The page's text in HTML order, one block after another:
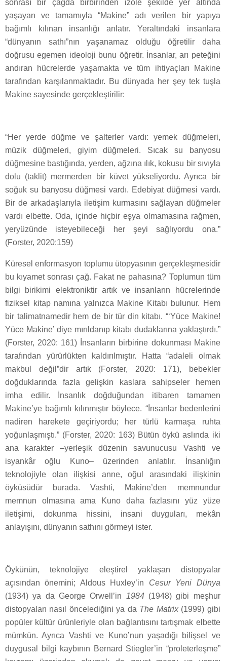
sonrası bir çağda birbirinden izole şekilde yer altında
yaşayan ve tamamıyla “Makine” adı verilen bir yapıya
bağımlı kılınan insanlığı anlatır. Yeraltındaki insanlara
“dünyanın sathı”nın yaşanamaz olduğu öğretilir daha
doğrusu egemen ideoloji bunu öğretir. İnsanlar, arı peteğini
andıran hücrelerde yaşamakta ve tüm ihtiyaçları Makine
tarafından karşılanmaktadır. Bu dünyada her şey tek tuşla
Makine sayesinde gerçekleştirilir:
“Her yerde düğme ve şalterler vardı: yemek düğmeleri,
müzik düğmeleri, giyim düğmeleri. Sıcak su banyosu
düğmesine bastığında, yerden, ağzına ılık, kokusu bir sıvıyla
dolu (taklit) mermerden bir küvet yükseliyordu. Ayrıca bir
soğuk su banyosu düğmesi vardı. Edebiyat düğmesi vardı.
Bir de arkadaşlarıyla iletişim kurmasını sağlayan düğmeler
vardı elbette. Oda, içinde hiçbir eşya olmamasına rağmen,
yeryüzünde isteyebileceği her şeyi sağlıyordu ona.”
(Forster, 2020:159)
Küresel enformasyon toplumu ütopyasının gerçekleşmesidir
bu kıyamet sonrası çağ. Fakat ne pahasına? Toplumun tüm
bilgi birikimi elektroniktir artık ve insanların hücrelerinde
fiziksel kitap namına yalnızca Makine Kitabı bulunur. Hem
bir talimatnamedir hem de bir tür din kitabı. “‘Yüce Makine!
Yüce Makine’ diye mırıldanıp kitabı dudaklarına yaklaştırdı.”
(Forster, 2020: 161) İnsanların birbirine dokunması Makine
tarafından yürürlükten kaldırılmıştır. Hatta “adaleli olmak
makbul değil”dir artık (Forster, 2020: 171), bebekler
doğduklarında fazla gelişkin kaslara sahipseler hemen
imha edilir. İnsanlık doğduğundan itibaren tamamen
Makine’ye bağımlı kılınmıştır böylece. “İnsanlar bedenlerini
nadiren harekete geçiriyordu; her türlü karmaşa ruhta
yoğunlaşmıştı.” (Forster, 2020: 163) Bütün öykü aslında iki
ana karakter –yerleşik düzenin savunucusu Vashti ve
isyankâr oğlu Kuno– üzerinden anlatılır. İnsanlığın
teknolojiyle olan ilişkisi anne, oğul arasındaki ilişkinin
öyküsüdür burada. Vashti, Makine’den memnundur
memnun olmasına ama Kuno daha fazlasını yüz yüze
iletişimi, dokunma hissini, insani duyguları, mekân
anlayışını, dünyanın sathını görmeyi ister.
Öykünün, teknolojiye eleştirel yaklaşan distopyalar
açısından önemini; Aldous Huxley’in Cesur Yeni Dünya
(1934) ya da George Orwell’in 1984(1948) gibi meşhur
distopyaları nasıl öncelediğini ya da The Matrix(1999) gibi
popüler kültür ürünleriyle olan bağlantısını tartışmak elbette
mümkün. Ayrıca Vashti ve Kuno’nun yaşadığı bilişsel ve
duygusal bilgi kaybının Bernard Stiegler’in “proleterleşme”